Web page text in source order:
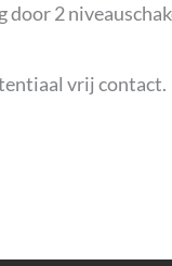
2
vrij contact.